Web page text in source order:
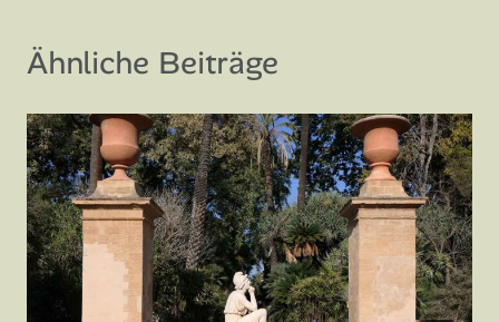
Ähnliche Beiträge